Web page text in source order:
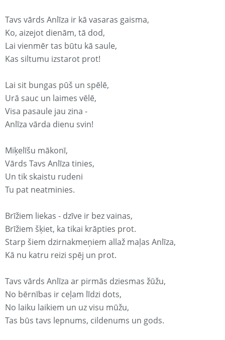
Tavs vārds Anlīza ir kā vasaras gaisma,
Ko, aizejot dienām, tā dod,
Lai vienmēr tas būtu kā saule,
Kas siltumu izstarot prot!
Lai sit bungas pūš un spēlē,
Urā sauc un laimes vēlē,
Visa pasaule jau zina -
Anlīza vārda dienu svin!
Miķelīšu mākonī,
Vārds Tavs Anlīza tinies,
Un tik skaistu rudeni
Tu pat neatminies.
Brīžiem liekas - dzīve ir bez vainas,
Brīžiem šķiet, ka tikai krāpties prot.
Starp šiem dzirnakmeņiem allaž maļas Anlīza,
Kā nu katru reizi spēj un prot.
Tavs vārds Anlīza ar pirmās dziesmas žūžu,
No bērnības ir ceļam līdzi dots,
No laiku laikiem un uz visu mūžu,
Tas būs tavs lepnums, cildenums un gods.